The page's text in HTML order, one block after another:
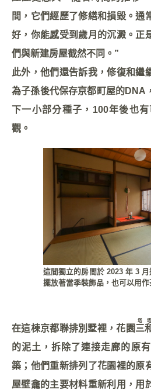
間，它們經歷了修繕和損毀。通
好，你能感受到歲月的沉澱。正
們與新建房屋截然不同。”
此外，他們還告訴我，修復和繼
為子孫後代保存京都町屋的DNA
下一小部分種子，100年後也
觀。
這間獨立的房間於 2023 年 3
擺放著當季裝飾品，也可以用作
在這棟京都聯排別墅裡，花園三
塔
的泥土，拆除了連接走廊的原
築；他們重新排列了花園裡的原
屋壁龕的主要材料重新利用，用